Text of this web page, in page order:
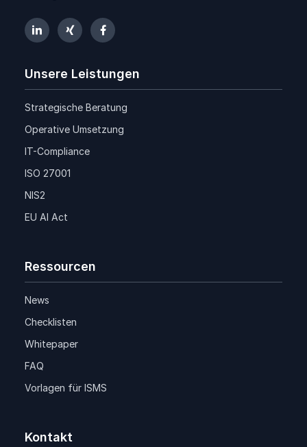
Unsere Leistungen
Strategische Beratung
Operative Umsetzung
IT-Compliance
ISO 27001
NIS2
EU AI Act
Ressourcen
News
Checklisten
Whitepaper
FAQ
Vorlagen für ISMS
Kontakt